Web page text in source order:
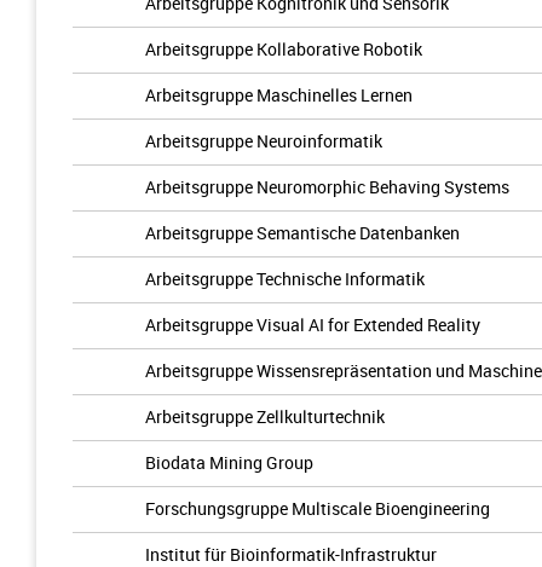
Arbeitsgruppe Kollaborative Robotik
Arbeitsgruppe Maschinelles Lernen
Arbeitsgruppe Neuroinformatik
Arbeitsgruppe Neuromorphic Behaving Systems
Arbeitsgruppe Semantische Datenbanken
Arbeitsgruppe Technische Informatik
Arbeitsgruppe Visual AI for Extended Reality
Arbeitsgruppe Wissensrepräsentation und
Arbeitsgruppe Zellkulturtechnik
Biodata Mining Group
Forschungsgruppe Multiscale Bioengineering
Institut für Bioinformatik-Infrastruktur